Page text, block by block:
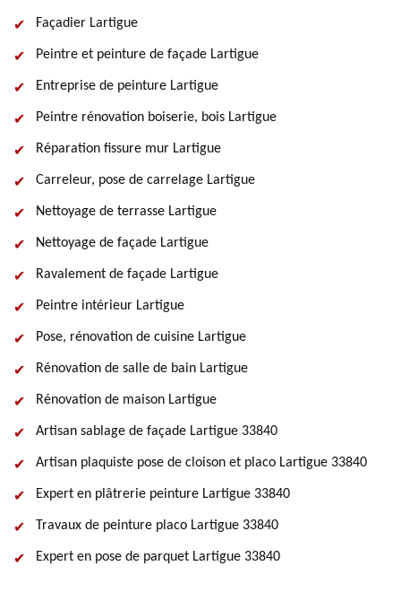
Façadier Lartigue
Peintre et peinture de façade Lartigue
Entreprise de peinture Lartigue
Peintre rénovation boiserie, bois Lartigue
Réparation fissure mur Lartigue
Carreleur, pose de carrelage Lartigue
Nettoyage de terrasse Lartigue
Nettoyage de façade Lartigue
Ravalement de façade Lartigue
Peintre intérieur Lartigue
Pose, rénovation de cuisine Lartigue
Rénovation de salle de bain Lartigue
Rénovation de maison Lartigue
Artisan sablage de façade Lartigue 33840
Artisan plaquiste pose de cloison et placo Lartigue 33840
Expert en plâtrerie peinture Lartigue 33840
Travaux de peinture placo Lartigue 33840
Expert en pose de parquet Lartigue 33840